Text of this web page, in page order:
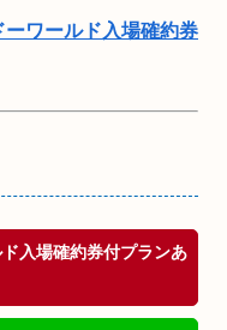
ワールド入場確約券
入場確約券付プランあ